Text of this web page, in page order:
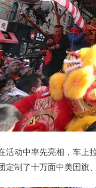
活动中率先亮相，车上
定制了十万面中美囯旗